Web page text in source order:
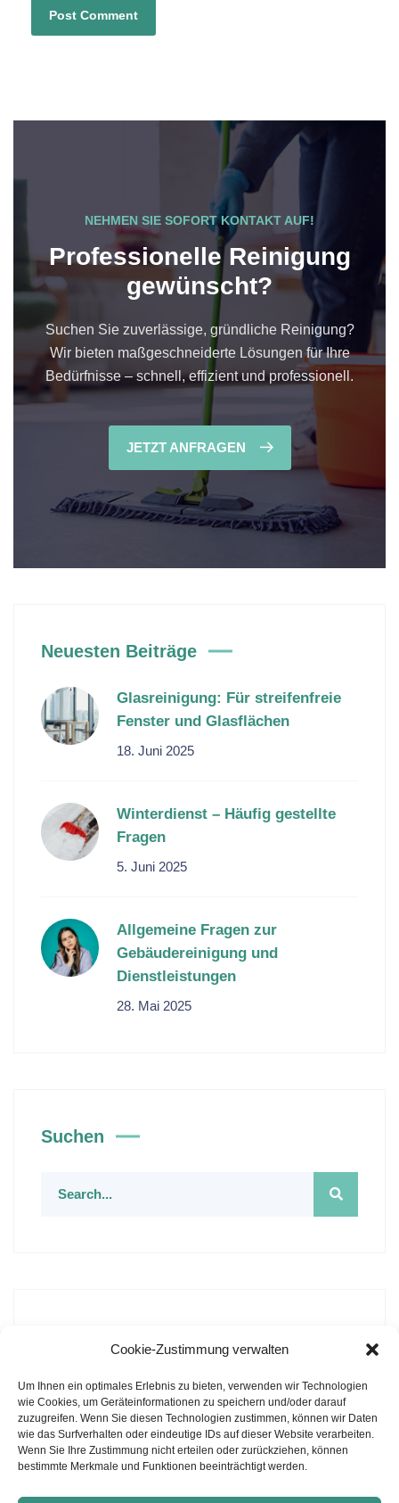
Cookie-Zustimmung verwalten
Um Ihnen ein optimales Erlebnis zu bieten, verwenden wir Technologien
wie Cookies, um Geräteinformationen zu speichern und/oder darauf
zuzugreifen. Wenn Sie diesen Technologien zustimmen, können wir Daten
wie das Surfverhalten oder eindeutige IDs auf dieser Website verarbeiten.
Wenn Sie Ihre Zustimmung nicht erteilen oder zurückziehen, können
bestimmte Merkmale und Funktionen beeinträchtigt werden.
NEHMEN SIE SOFORT KONTAKT AUF!
Professionelle Reinigung
gewünscht?
Suchen Sie zuverlässige, gründliche Reinigung?
Wir bieten maßgeschneiderte Lösungen für Ihre
Bedürfnisse – schnell, effizient und professionell.
JETZT ANFRAGEN
Neuesten Beiträge
Glasreinigung: Für streifenfreie
Fenster und Glasflächen
18. Juni 2025
Winterdienst – Häufig gestellte
Fragen
5. Juni 2025
Allgemeine Fragen zur
Gebäudereinigung und
Dienstleistungen
28. Mai 2025
Suchen
Impressum
Datenschutz
Cookie-Richtlinie (EU)